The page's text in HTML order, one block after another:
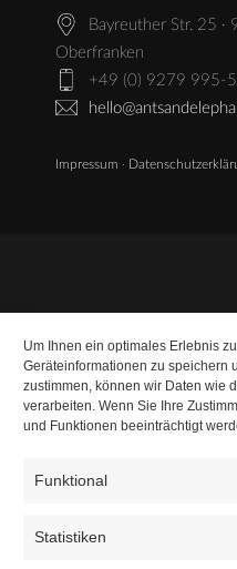
Um Ihnen ein optimales Erlebnis
Geräteinformationen zu speichern
zustimmen, können wir Daten wie
verarbeiten. Wenn Sie Ihre
und Funktionen beeinträchtigt
Funktional
Statistiken
Bayreuther Str. 25
Oberfranken
+49 (0) 9279 995-
Impressum ·